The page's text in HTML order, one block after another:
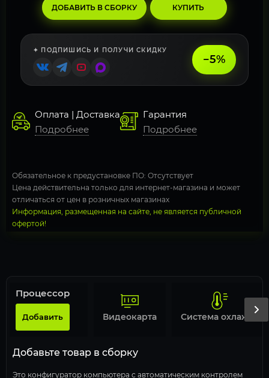
ДОБАВИТЬ В СБОРКУ КУПИТЬ
✦ ПОДПИШИСЬ И ПОЛУЧИ СКИДКУ
−5%
Оплата | Доставка
Подробнее
Гарантия
Подробнее
Обязательное к предустановке ПО: Отсутствует
Цена действительна только для интернет-магазина и может
отличаться от цен в розничных магазинах
Информация, размещенная на сайте, не является публичной
офертой!
Добавьте товар в сборку
Это конфигуратор компьютера с автоматическим контролем
Процессор
Добавить Видеокарта